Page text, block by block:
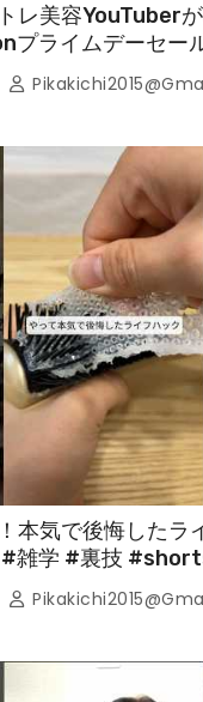
レ美容YouTuber
プライムデーセー
本気で後悔したラ
#雑学 #裏技